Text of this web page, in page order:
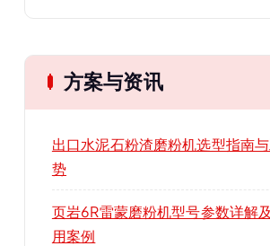
方案与资讯
出口水泥石粉渣磨粉机选型指南
势
页岩6R雷蒙磨粉机型号参数详解
用案例